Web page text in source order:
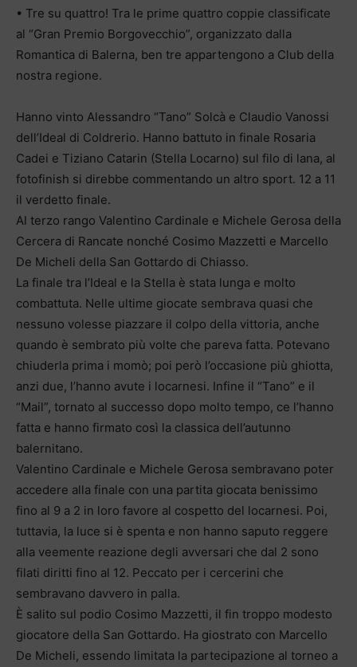
• Tre su quattro! Tra le prime quattro coppie classificate
al “Gran Premio Borgovecchio”, organizzato dalla
Romantica di Balerna, ben tre appartengono a Club della
nostra regione.
Hanno vinto Alessandro “Tano” Solcà e Claudio Vanossi
dell’Ideal di Coldrerio. Hanno battuto in finale Rosaria
Cadei e Tiziano Catarin (Stella Locarno) sul filo di lana, al
fotofinish si direbbe commentando un altro sport. 12 a 11
il verdetto finale.
Al terzo rango Valentino Cardinale e Michele Gerosa della
Cercera di Rancate nonché Cosimo Mazzetti e Marcello
De Micheli della San Gottardo di Chiasso.
La finale tra l’Ideal e la Stella è stata lunga e molto
combattuta. Nelle ultime giocate sembrava quasi che
nessuno volesse piazzare il colpo della vittoria, anche
quando è sembrato più volte che pareva fatta. Potevano
chiuderla prima i momò; poi però l’occasione più ghiotta,
anzi due, l’hanno avute i locarnesi. Infine il “Tano” e il
“Mail”, tornato al successo dopo molto tempo, ce l’hanno
fatta e hanno firmato così la classica dell’autunno
balernitano.
Valentino Cardinale e Michele Gerosa sembravano poter
accedere alla finale con una partita giocata benissimo
fino al 9 a 2 in loro favore al cospetto del locarnesi. Poi,
tuttavia, la luce si è spenta e non hanno saputo reggere
alla veemente reazione degli avversari che dal 2 sono
filati diritti fino al 12. Peccato per i cercerini che
sembravano davvero in palla.
È salito sul podio Cosimo Mazzetti, il fin troppo modesto
giocatore della San Gottardo. Ha giostrato con Marcello
De Micheli, essendo limitata la partecipazione al torneo a